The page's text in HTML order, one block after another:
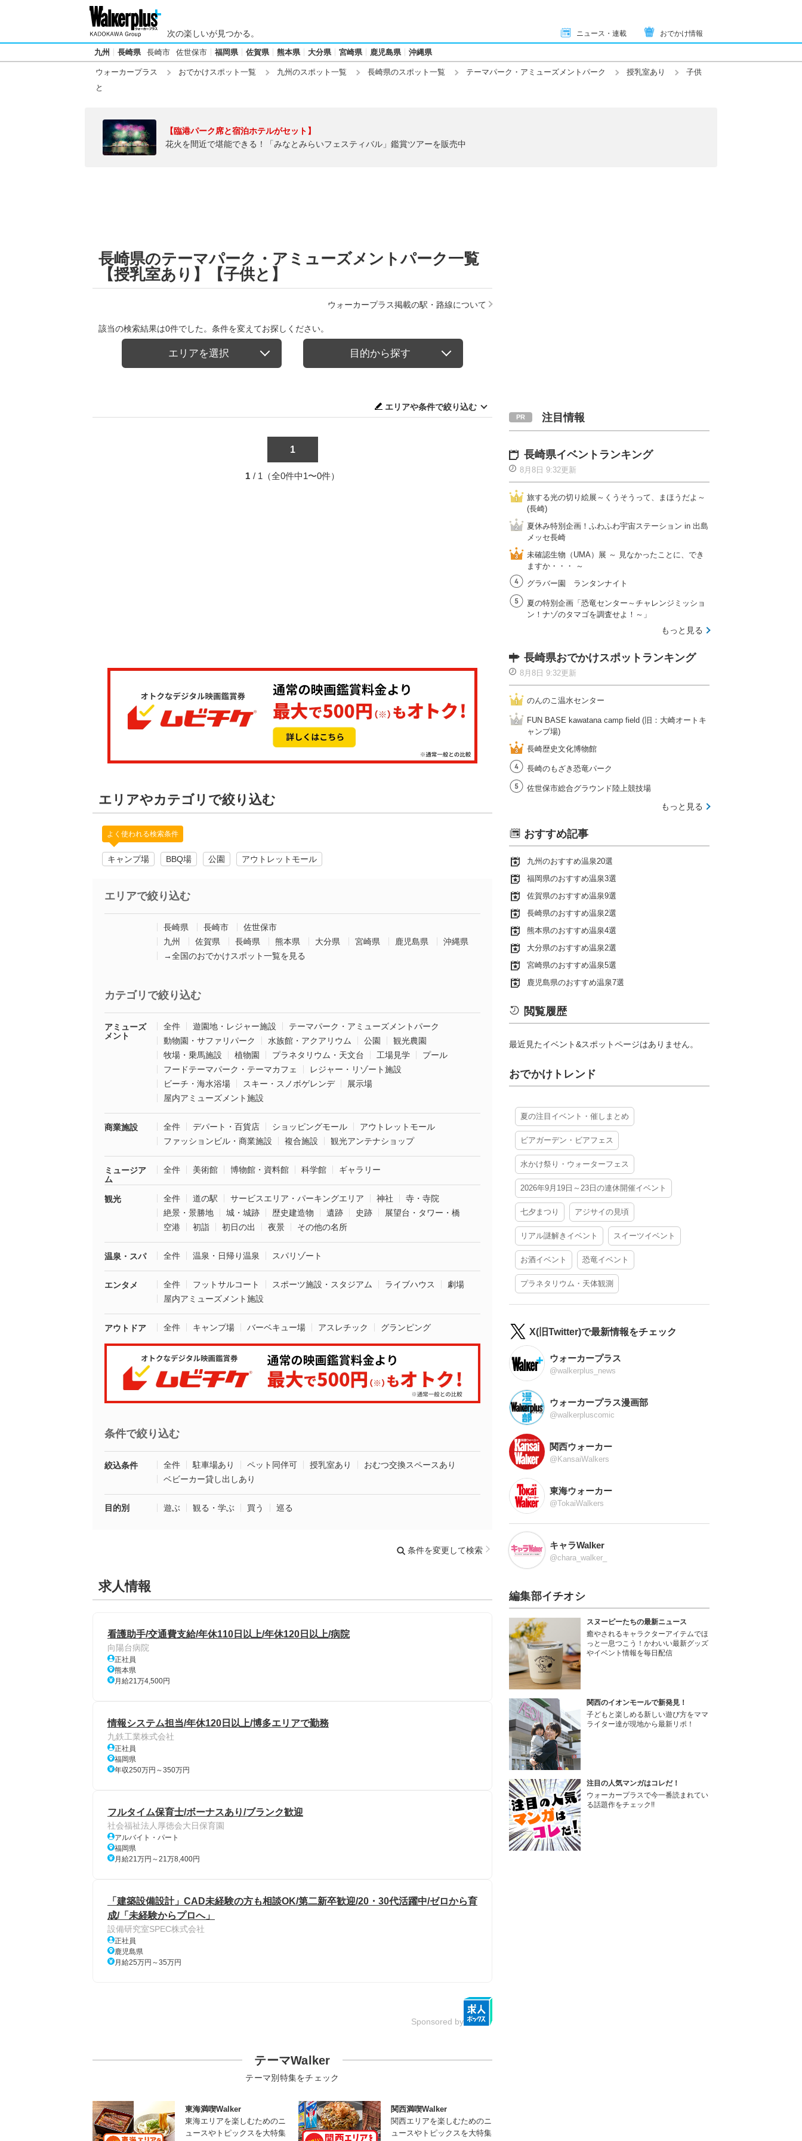
次の楽しいが見つかる。 ニュース・連載 おでかけ情報
九州 長崎県 長崎市 佐世保市 福岡県 佐賀県 熊本県 大分県 宮崎県 鹿児島県 沖縄県
ウォーカープラス おでかけスポット一覧 九州のスポット一覧 長崎県のスポット一覧 テーマパーク・アミューズメントパーク 授乳室あり
子供
と
【臨港パーク席と宿泊ホテルがセット】
花火を間近で堪能できる！「みなとみらいフェスティバル」鑑賞ツアーを販売中
長崎県のテーマパーク・アミューズメントパーク一覧
【授乳室あり】【子供と】
ウォーカープラス掲載の駅・路線について
該当の検索結果は0件でした。条件を変えてお探しください。
エリアを選択 目的から探す
エリアや条件で絞り込む
1
1 / 1（全0件中1〜0件）
エリアやカテゴリで絞り込む
よく使われる検索条件
キャンプ場 BBQ場 公園 アウトレットモール
エリアで絞り込む
長崎県 長崎市
佐世保市
九州
佐賀県 長崎県 熊本県 大分県 宮崎県 鹿児島県
沖縄県
→全国のおでかけスポット一覧を見る
カテゴリで絞り込む
アミューズ
メント
全件 遊園地・レジャー施設
テーマパーク・アミューズメントパーク
動物園・サファリパーク
水族館・アクアリウム 公園
観光農園
牧場・乗馬施設
植物園 プラネタリウム・天文台 工場見学
プール
フードテーマパーク・テーマカフェ
レジャー・リゾート施設
ビーチ・海水浴場
スキー・スノボゲレンデ
展示場
屋内アミューズメント施設
商業施設 全件 デパート・百貨店 ショッピングモール
アウトレットモール
ファッションビル・商業施設
複合施設 観光アンテナショップ
ミュージア
ム
全件 美術館 博物館・資料館 科学館 ギャラリー
観光 全件 道の駅 サービスエリア・パーキングエリア 神社
寺・寺院
絶景・景勝地
城・城跡 歴史建造物 遺跡 史跡
展望台・タワー・橋
空港
初詣 初日の出 夜景 その他の名所
温泉・スパ 全件 温泉・日帰り温泉 スパリゾート
エンタメ 全件 フットサルコート スポーツ施設・スタジアム ライブハウス
劇場
屋内アミューズメント施設
アウトドア 全件 キャンプ場 バーベキュー場 アスレチック グランピング
条件で絞り込む
絞込条件 全件 駐車場あり ペット同伴可 授乳室あり
おむつ交換スペースあり
ベビーカー貸し出しあり
目的別 遊ぶ 観る・学ぶ 買う 巡る
条件を変更して検索
求人情報
看護助手/交通費支給/年休110日以上/年休120日以上/病院
向陽台病院
正社員
熊本県
月給21万4,500円
情報システム担当/年休120日以上/博多エリアで勤務
九鉄工業株式会社
正社員
福岡県
年収250万円～350万円
フルタイム保育士/ボーナスあり/ブランク歓迎
社会福祉法人厚徳会大日保育園
アルバイト・パート
福岡県
月給21万円～21万8,400円
「建築設備設計」CAD未経験の方も相談OK/第二新卒歓迎/20・30代活躍中/ゼロから育
成/「未経験からプロへ」
設備研究室SPEC株式会社
正社員
鹿児島県
月給25万円～35万円
Sponsored by
テーマWalker
テーマ別特集をチェック
東海満喫Walker
東海エリアを楽しむためのニ
ュースやトピックスを大特集
関西満喫Walker
関西エリアを楽しむためのニ
ュースやトピックスを大特集
注目情報
長崎県イベントランキング
8月8日 9:32更新
旅する光の切り絵展～くうそうって、まほうだよ～
(長崎)
夏休み特別企画！ふわふわ宇宙ステーション in 出島
メッセ長崎
未確認生物（UMA）展 ～ 見なかったことに、でき
ますか・・・ ～
グラバー園 ランタンナイト
夏の特別企画「恐竜センター～チャレンジミッショ
ン！ナゾのタマゴを調査せよ！～」
もっと見る
長崎県おでかけスポットランキング
8月8日 9:32更新
のんのこ温水センター
FUN BASE kawatana camp field (旧：大崎オートキ
ャンプ場)
長崎歴史文化博物館
長崎のもざき恐竜パーク
佐世保市総合グラウンド陸上競技場
もっと見る
おすすめ記事
九州のおすすめ温泉20選
福岡県のおすすめ温泉3選
佐賀県のおすすめ温泉9選
長崎県のおすすめ温泉2選
熊本県のおすすめ温泉4選
大分県のおすすめ温泉2選
宮崎県のおすすめ温泉5選
鹿児島県のおすすめ温泉7選
閲覧履歴
最近見たイベント&スポットページはありません。
おでかけトレンド
夏の注目イベント・催しまとめ
ビアガーデン・ビアフェス
水かけ祭り・ウォーターフェス
2026年9月19日～23日の連休開催イベント
七夕まつり アジサイの見頃
リアル謎解きイベント スイーツイベント
お酒イベント 恐竜イベント
プラネタリウム・天体観測
X(旧Twitter)で最新情報をチェック
ウォーカープラス
@walkerplus_news
ウォーカープラス漫画部
@walkerpluscomic
関西ウォーカー
@KansaiWalkers
東海ウォーカー
@TokaiWalkers
キャラWalker
@chara_walker_
編集部イチオシ
スヌーピーたちの最新ニュース
癒やされるキャラクターアイテムでほ
っと一息つこう！かわいい最新グッズ
やイベント情報を毎日配信
関西のイオンモールで新発見！
子どもと楽しめる新しい遊び方をママ
ライター達が現地から最新リポ！
注目の人気マンガはコレだ！
ウォーカープラスで今一番読まれてい
る話題作をチェック!!